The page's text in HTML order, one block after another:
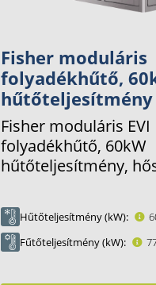
Fisher moduláris
folyadékhűtő,
hűtőteljesítmény
Fisher moduláris EVI
folyadékhűtő, 60kW
hűtőteljesítmény,
Hűtőteljesítmény (kW)
Fűtőteljesítmény (kW)